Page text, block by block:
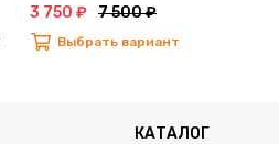
3 750 ₽ 7 500 ₽
Выбрать вариант
КАТАЛОГ